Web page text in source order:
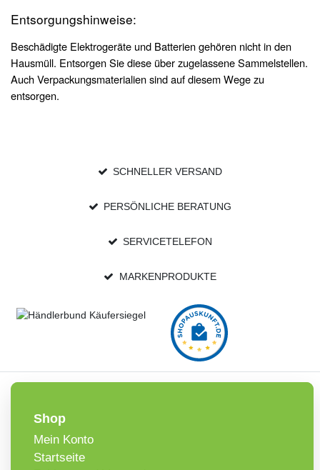
Entsorgungshinweise:
Beschädigte Elektrogeräte und Batterien gehören nicht in den
Hausmüll. Entsorgen Sie diese über zugelassene Sammelstellen.
Auch Verpackungsmaterialien sind auf diesem Wege zu
entsorgen.
SCHNELLER VERSAND
PERSÖNLICHE BERATUNG
SERVICETELEFON
MARKENPRODUKTE
Shop
Mein Konto
Startseite